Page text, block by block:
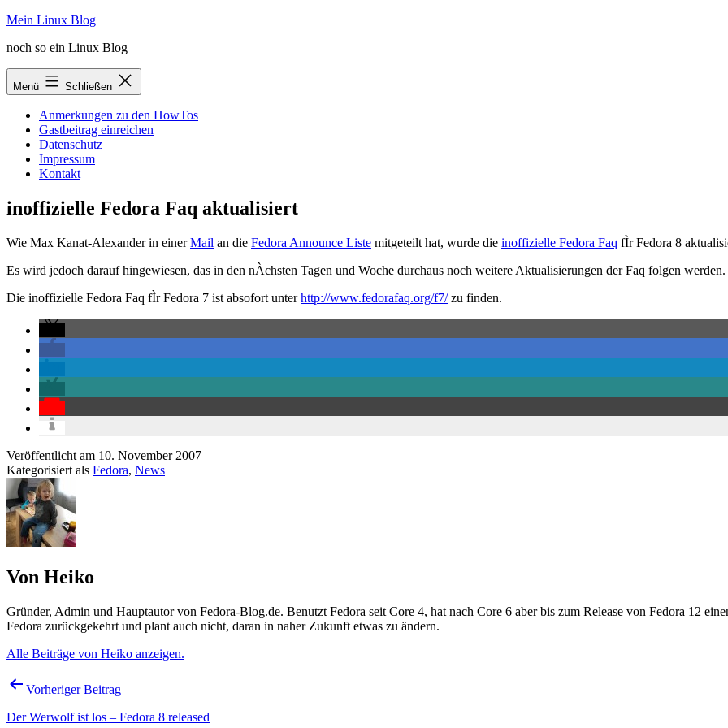
Zum
springen
Mein Linux Blog
noch so ein Linux Blog
Menü Schließen
Anmerkungen zu den HowTos
Gastbeitrag einreichen
Datenschutz
Impressum
Kontakt
inoffizielle Fedora Faq aktualisiert
Wie Max Kanat-Alexander in einerMail an die Fedora Announce Liste mitgeteilt hat, wurde die inoffizielle Fedora Faq fÌr Fedora 8
Es wird jedoch darauf hingewiesen, das in den nÀchsten Tagen und Woche durchaus noch weitere Aktualisierungen der Faq folgen werden.
Die inoffizielle Fedora Faq fÌr Fedora 7 ist absofort unterhttp://www.fedorafaq.org/f7/zu finden.
Veröffentlicht am 10. November 2007
Kategorisiert als Fedora, News
Von Heiko
Gründer, Admin und Hauptautor von Fedora-Blog.de. Benutzt Fedora seit Core 4, hat nach Core 6 aber bis zum Release von Fedora 12
Fedora zurückgekehrt und plant auch nicht, daran in naher Zukunft etwas zu ändern.
Alle Beiträge von Heiko anzeigen.
Beitragsnavigation
Vorheriger Beitrag
Der Werwolf ist los – Fedora 8 released